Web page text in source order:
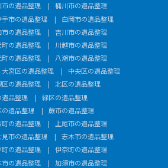
市の遺品整理
桶川市の遺品整理
手市の遺品整理
白岡市の遺品整理
市の遺品整理
吉川市の遺品整理
町の遺品整理
川越市の遺品整理
町の遺品整理
八潮市の遺品整理
大宮区の遺品整理
中央区の遺品整理
区の遺品整理
北区の遺品整理
遺品整理
緑区の遺品整理
の遺品整理
蕨市の遺品整理
町の遺品整理
上尾市の遺品整理
見市の遺品整理
志木市の遺品整理
町の遺品整理
伊奈町の遺品整理
市の遺品整理
加須市の遺品整理